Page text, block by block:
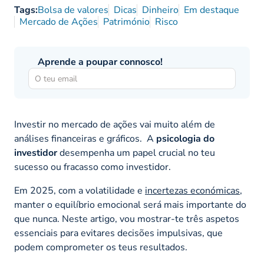
Tags:Bolsa de valores Dicas Dinheiro Em destaque
Mercado de Ações Património Risco
Aprende a poupar connosco!
Investir no mercado de ações vai muito além de
análises financeiras e gráficos. A psicologia do
investidordesempenha um papel crucial no teu
sucesso ou fracasso como investidor.
Em 2025, com a volatilidade e incertezas económicas,
manter o equilíbrio emocional será mais importante do
que nunca. Neste artigo, vou mostrar-te três aspetos
essenciais para evitares decisões impulsivas, que
podem comprometer os teus resultados.